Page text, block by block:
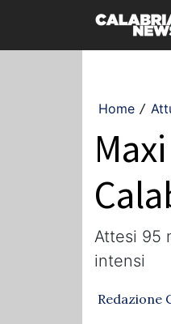
Home /
Attesi 95
intensi
Redazione